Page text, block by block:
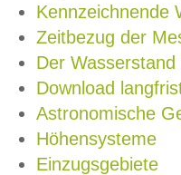
Kennzeichnende
Zeitbezug der
Der Wasserstand
Download
Astronomische
Höhensysteme
Einzugsgebiete